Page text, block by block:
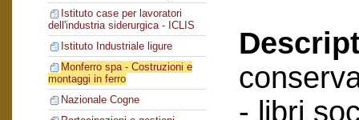
Istituto case per lavoratori
dell'industria siderurgica - ICLIS
Istituto Industriale ligure
Monferro spa - Costruzioni e
montaggi in ferro
Nazionale Cogne
- libri